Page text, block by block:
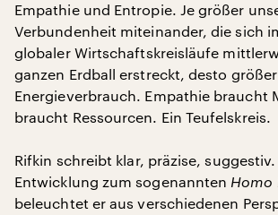
Empathie und Entropie. Je größer
Verbundenheit miteinander, die sich
globaler Wirtschaftskreisläufe
ganzen Erdball erstreckt, desto
Energieverbrauch. Empathie braucht
braucht Ressourcen. Ein Teufelskreis.
Rifkin schreibt klar, präzise, suggestiv.
Entwicklung zum sogenannten Homo
beleuchtet er aus verschiedenen